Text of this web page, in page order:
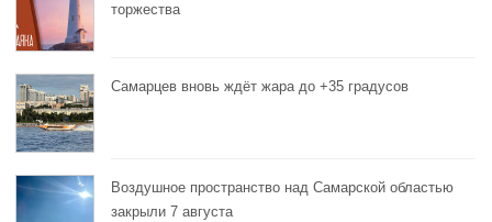
торжества
Самарцев вновь ждёт жара до +35 градусов
Воздушное пространство над Самарской областью
закрыли 7 августа